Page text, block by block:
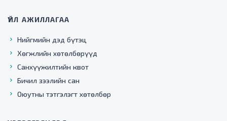
ҮЙЛ АЖИЛЛАГАА
Нийгмийн дэд бүтэц
Хөгжлийн хөтөлбөрүүд
Санхүүжилтийн квот
Бичил зээлийн сан
Оюутны тэтгэлэгт хөтөлбөр